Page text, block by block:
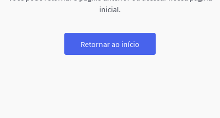
inicial.
Retornar ao início